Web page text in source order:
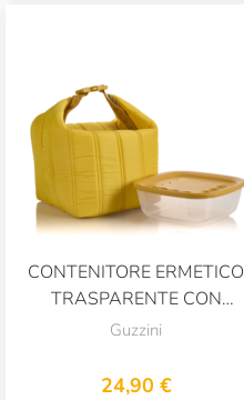
CONTENITORE ERMETICO
TRASPARENTE CON
COPERCHIO GIALLO
Guzzini
24,90 €